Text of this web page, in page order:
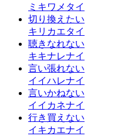
ミキワメタイ
切り換えたい
キリカエタイ
聴きなれない
キキナレナイ
言い張れない
イイハレナイ
言いかねない
イイカネナイ
行き買えない
イキカエナイ